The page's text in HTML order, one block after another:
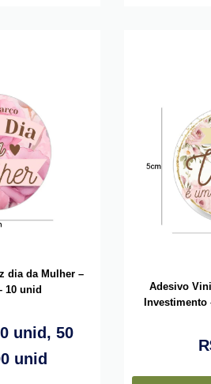
dia da Mulher –
10 unid
unid, 50
unid
Adesivo